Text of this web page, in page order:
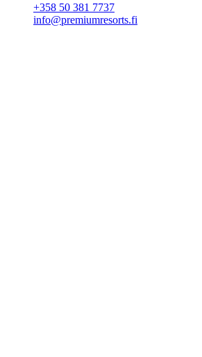
+358 50 381 7737
info@premiumresorts.fi